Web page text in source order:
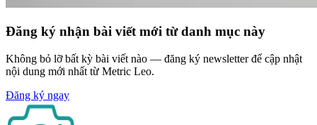
Đăng ký nhận bài viết mới từ danh mục này
Không bỏ lỡ bất kỳ bài viết nào — đăng ký newsletter để cập nhật
nội dung mới nhất từ Metric Leo.
Đăng ký ngay